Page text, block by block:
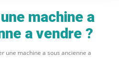
machine a
a vendre ?
une machine a sous ancienne a